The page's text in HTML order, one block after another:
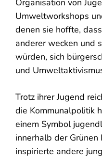
Organisation von
Umweltworkshops
denen sie hoffte,
anderer wecken und
würden, sich
und
Trotz ihrer Jugend
die Kommunalpolitik
einem Symbol
innerhalb der
inspirierte andere